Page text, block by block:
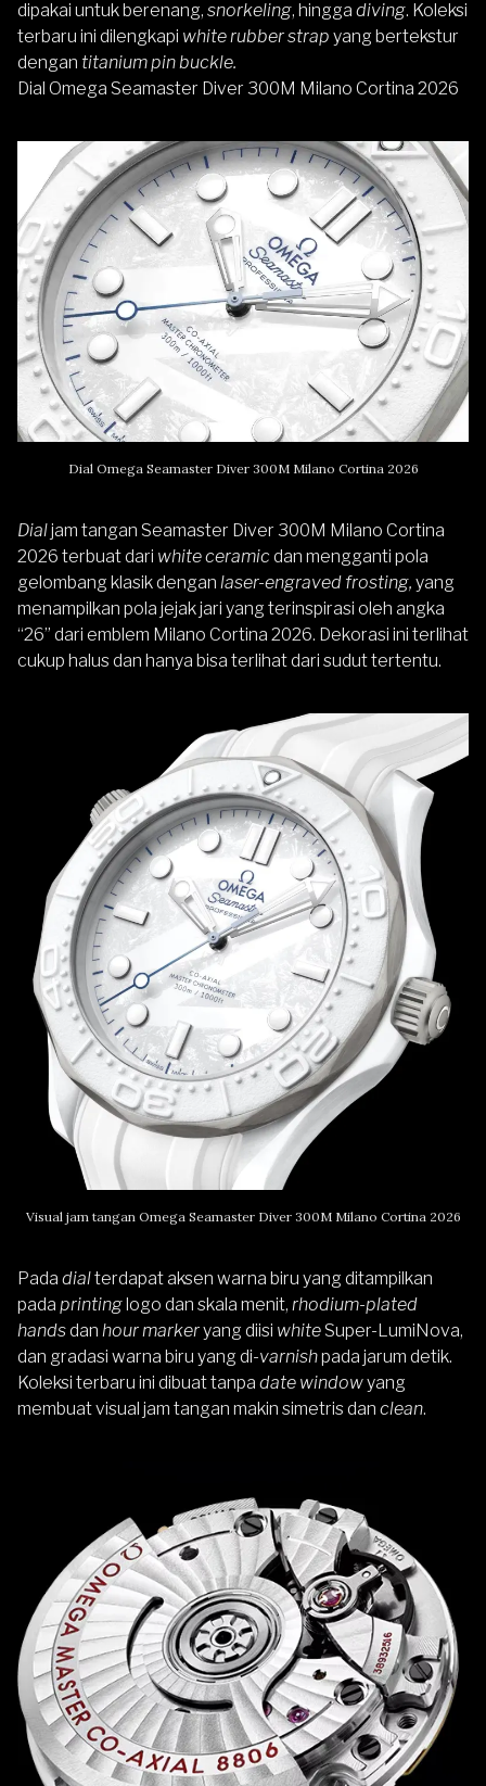
dipakai untuk berenang, snorkeling, hingga diving. Koleksi
terbaru ini dilengkapi white rubber strap yang bertekstur
dengan titanium pin buckle.
Dial Omega Seamaster Diver 300M Milano Cortina 2026
Dial Omega Seamaster Diver 300M Milano Cortina 2026
Dialjam tangan Seamaster Diver 300M Milano Cortina
2026 terbuat dari white ceramic dan mengganti pola
gelombang klasik dengan laser-engraved frosting, yang
menampilkan pola jejak jari yang terinspirasi oleh angka
“26” dari emblem Milano Cortina 2026. Dekorasi ini terlihat
cukup halus dan hanya bisa terlihat dari sudut tertentu.
Visual jam tangan Omega Seamaster Diver 300M Milano Cortina 2026
Pada dialterdapat aksen warna biru yang ditampilkan
pada printing logo dan skala menit, rhodium-plated
handsdan hour markeryang diisi white Super-LumiNova,
dan gradasi warna biru yang di-varnishpada jarum detik.
Koleksi terbaru ini dibuat tanpa date windowyang
membuat visual jam tangan makin simetris dan clean.